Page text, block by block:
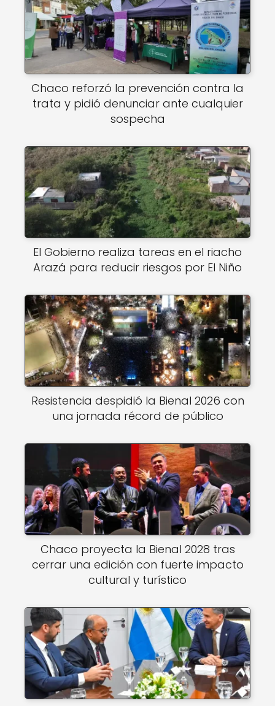
Chaco reforzó la prevención contra la
trata y pidió denunciar ante cualquier
sospecha
El Gobierno realiza tareas en el riacho
Arazá para reducir riesgos por El Niño
Resistencia despidió la Bienal 2026 con
una jornada récord de público
Chaco proyecta la Bienal 2028 tras
cerrar una edición con fuerte impacto
cultural y turístico